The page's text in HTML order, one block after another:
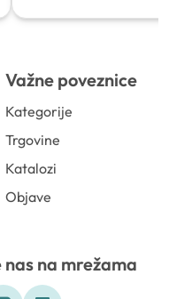
Važne poveznice
Kategorije
Trgovine
Katalozi
Objave
na mrežama